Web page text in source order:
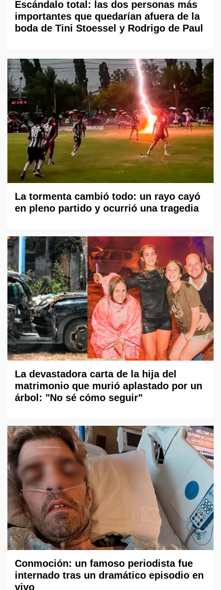
Escándalo total: las dos personas más
importantes que quedarían afuera de la
boda de Tini Stoessel y Rodrigo de Paul
La tormenta cambió todo: un rayo cayó
en pleno partido y ocurrió una tragedia
La devastadora carta de la hija del
matrimonio que murió aplastado por un
árbol: "No sé cómo seguir"
Conmoción: un famoso periodista fue
internado tras un dramático episodio en
vivo